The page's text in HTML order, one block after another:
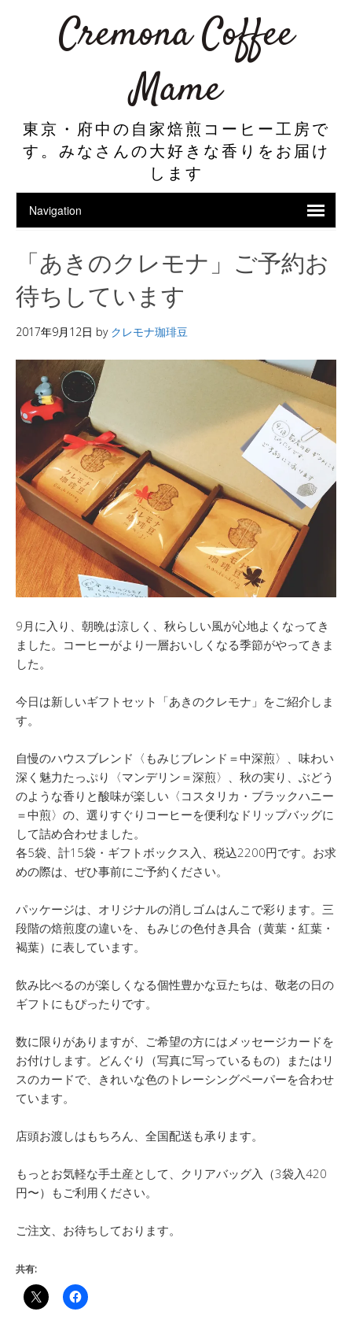
Cremona Coffee
Mame
東京・府中の自家焙煎コーヒー工房で
す。みなさんの大好きな香りをお届け
します
「あきのクレモナ」ご予約お
待ちしています
2017年9月12日 by クレモナ珈琲豆
9月に入り、朝晩は涼しく、秋らしい風が心地よくなってき
ました。コーヒーがより一層おいしくなる季節がやってきま
した。
今日は新しいギフトセット「あきのクレモナ」をご紹介しま
す。
自慢のハウスブレンド〈もみじブレンド＝中深煎〉、味わい
深く魅力たっぷり〈マンデリン＝深煎〉、秋の実り、ぶどう
のような香りと酸味が楽しい〈コスタリカ・ブラックハニー
＝中煎〉の、選りすぐりコーヒーを便利なドリップバッグに
して詰め合わせました。
各5袋、計15袋・ギフトボックス入、税込2200円です。お求
めの際は、ぜひ事前にご予約ください。
パッケージは、オリジナルの消しゴムはんこで彩ります。三
段階の焙煎度の違いを、もみじの色付き具合（黄葉・紅葉・
褐葉）に表しています。
飲み比べるのが楽しくなる個性豊かな豆たちは、敬老の日の
ギフトにもぴったりです。
数に限りがありますが、ご希望の方にはメッセージカードを
お付けします。どんぐり（写真に写っているもの）またはリ
スのカードで、きれいな色のトレーシングペーパーを合わせ
ています。
店頭お渡しはもちろん、全国配送も承ります。
もっとお気軽な手土産として、クリアバッグ入（3袋入420
円〜）もご利用ください。
ご注文、お待ちしております。
共有: